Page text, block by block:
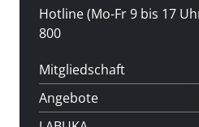
Hotline (Mo-Fr 9 bis 17
800
Mitgliedschaft
Angebote